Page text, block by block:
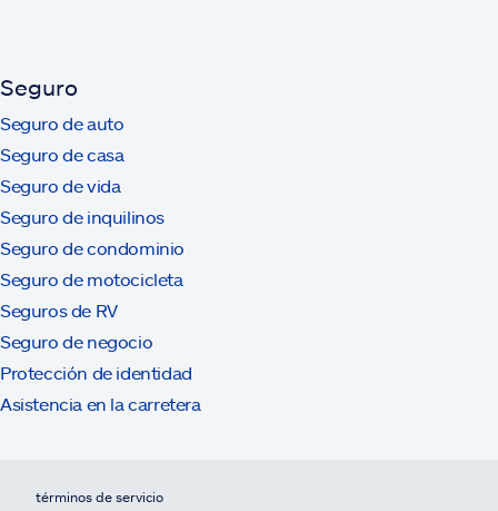
Seguro
Seguro de auto
Seguro de casa
Seguro de vida
Seguro de inquilinos
Seguro de condominio
Seguro de motocicleta
Seguros de RV
Seguro de negocio
Protección de identidad
Asistencia en la carretera
términos de servicio